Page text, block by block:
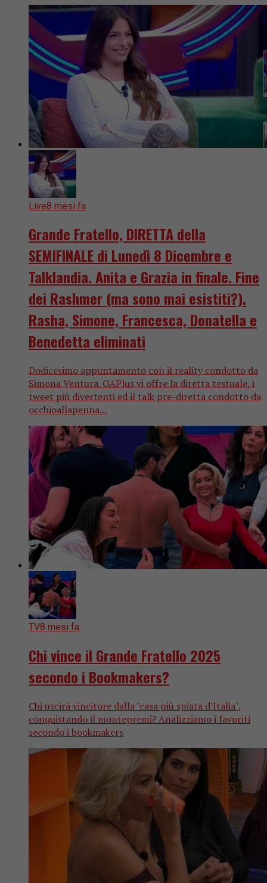
Live8 mesi fa
Grande Fratello, DIRETTA della
SEMIFINALE di Lunedì 8 Dicembre e
Talklandia. Anita e Grazia in finale. Fine
dei Rashmer (ma sono mai esistiti?).
Rasha, Simone, Francesca, Donatella e
Benedetta eliminati
Dodicesimo appuntamento con il reality condotto da
Simona Ventura. OAPlus vi offre la diretta testuale, i
tweet più divertenti ed il talk pre-diretta condotto da
occhioallapenna...
TV8 mesi fa
Chi vince il Grande Fratello 2025
secondo i Bookmakers?
Chi uscirà vincitore dalla "casa più spiata d'Italia",
conquistando il montepremi? Analizziamo i favoriti
secondo i bookmakers